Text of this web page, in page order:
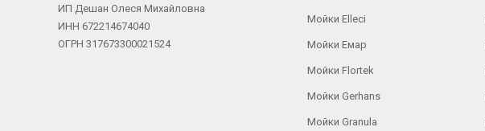
ИП Дешан Олеся Михайловна
ИНН 672214674040
ОГРН 317673300021524
Мойки Elleci
Мойки Емар
Мойки Flortek
Мойки Gerhans
Мойки Granula